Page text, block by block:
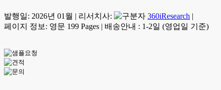
발행일: 2026년 01월 | 리서치사: 360iResearch |
페이지 정보: 영문 199 Pages | 배송안내 : 1-2일 (영업일 기준)